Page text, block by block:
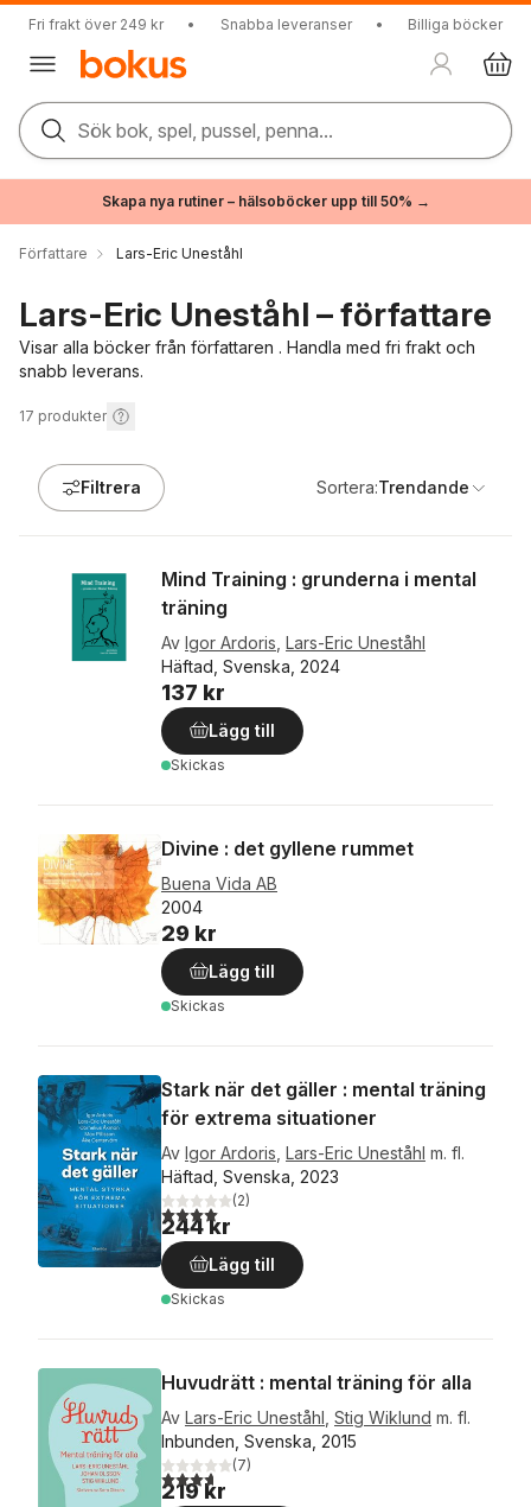
Fri frakt över 249 kr • Snabba leveranser • Billiga böcker
Sök bok, spel, pussel, penna...
Skapa nya rutiner – hälsoböcker upp till 50% →
Författare Lars-Eric Uneståhl
Lars-Eric Uneståhl – författare
Visar alla böcker från författaren . Handla med fri frakt och
snabb leverans.
17 produkter
Filtrera Sortera:Trendande
Mind Training : grunderna i mental
träning
Av Igor Ardoris Lars-Eric Uneståhl
Häftad, Svenska, 2024
137 kr
Lägg till
Skickas
Divine : det gyllene rummet
Buena Vida AB
2004
29 kr
Lägg till
Skickas
Stark när det gäller : mental träning
för extrema situationer
Av Igor Ardoris Lars-Eric Uneståhl m. fl.
Häftad, Svenska, 2023
4,0utav 5 stjärnor. Totalt antal röster:
(2)
244 kr
Lägg till
Skickas
Huvudrätt : mental träning för alla
Av Lars-Eric Uneståhl Stig Wiklund m. fl.
Inbunden, Svenska, 2015
3,7utav 5 stjärnor. Totalt antal röster:
(7)
219 kr